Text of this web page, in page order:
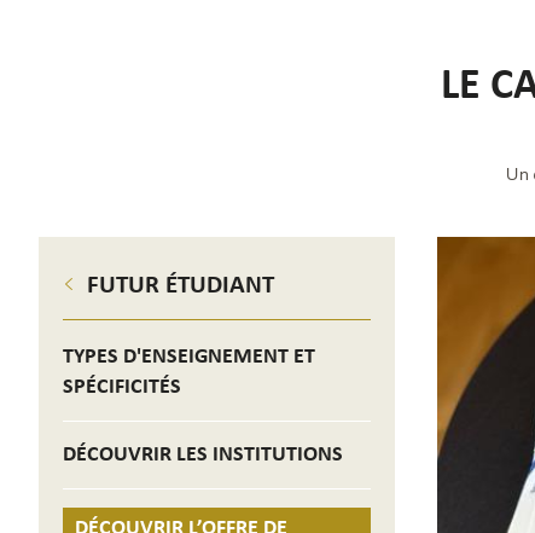
LE
Un
FUTUR ÉTUDIANT
TYPES D'ENSEIGNEMENT ET
SPÉCIFICITÉS
DÉCOUVRIR LES INSTITUTIONS